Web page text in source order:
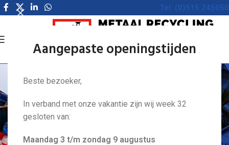
Aangepaste openingstijden
Beste bezoeker,
In verband met onze vakantie zijn wij week 32
gesloten van:
Maandag 3 t/m zondag 9 augustus
Tel: (0)515 245050
METAALRECYCLING
SNEEK